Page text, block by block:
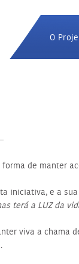
O
de manter
iniciativa, e a
terá a LUZ da
viva a chama